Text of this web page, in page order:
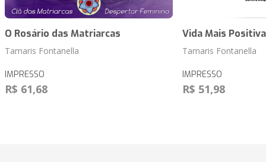
O Rosário das Matriarcas
Tamaris Fontanella
IMPRESSO
R$ 61,68
Vida Mais Positiva
Tamaris Fontanella
IMPRESSO
R$ 51,98